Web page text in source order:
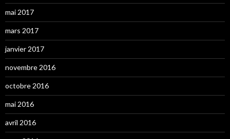
mai 2017
mars 2017
janvier 2017
novembre 2016
octobre 2016
mai 2016
avril 2016